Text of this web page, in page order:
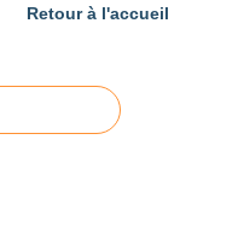
Retour à l'accueil